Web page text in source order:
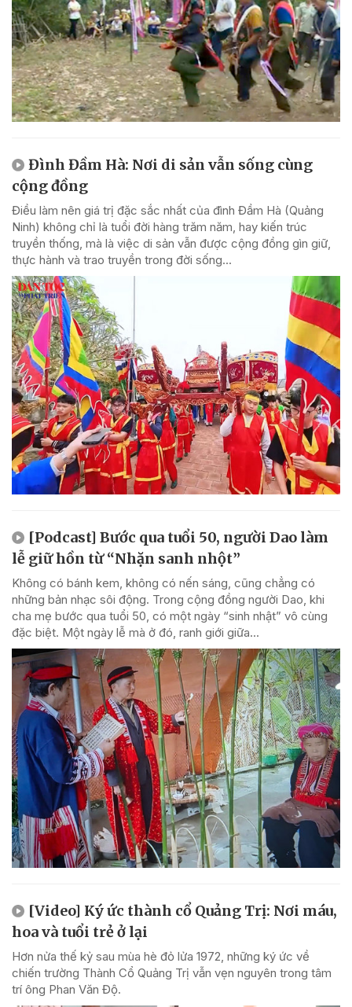
Đình Đầm Hà: Nơi di sản vẫn sống cùng
cộng đồng
Điều làm nên giá trị đặc sắc nhất của đình Đầm Hà (Quảng
Ninh) không chỉ là tuổi đời hàng trăm năm, hay kiến trúc
truyền thống, mà là việc di sản vẫn được cộng đồng gìn giữ,
thực hành và trao truyền trong đời sống...
[Podcast] Bước qua tuổi 50, người Dao làm
lễ giữ hồn từ “Nhặn sanh nhột”
Không có bánh kem, không có nến sáng, cũng chẳng có
những bản nhạc sôi động. Trong cộng đồng người Dao, khi
cha mẹ bước qua tuổi 50, có một ngày “sinh nhật” vô cùng
đặc biệt. Một ngày lễ mà ở đó, ranh giới giữa...
[Video] Ký ức thành cổ Quảng Trị: Nơi máu,
hoa và tuổi trẻ ở lại
Hơn nửa thế kỷ sau mùa hè đỏ lửa 1972, những ký ức về
chiến trường Thành Cổ Quảng Trị vẫn vẹn nguyên trong tâm
trí ông Phan Văn Độ.